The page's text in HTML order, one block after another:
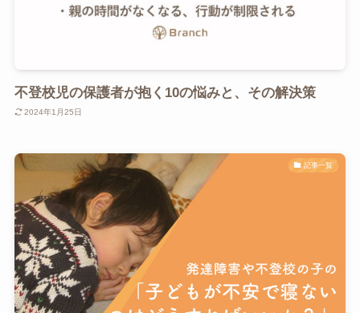
不登校児の保護者が抱く10の悩みと、その解決策
2024年1月25日
記事一覧